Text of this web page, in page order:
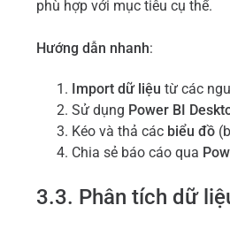
phù hợp với mục tiêu cụ thể.
Hướng dẫn nhanh:
Import dữ liệu từ các
Sử dụng Power BI
Kéo và thả các biểu đồ
Chia sẻ báo cáo qua
3.3. Phân tích dữ